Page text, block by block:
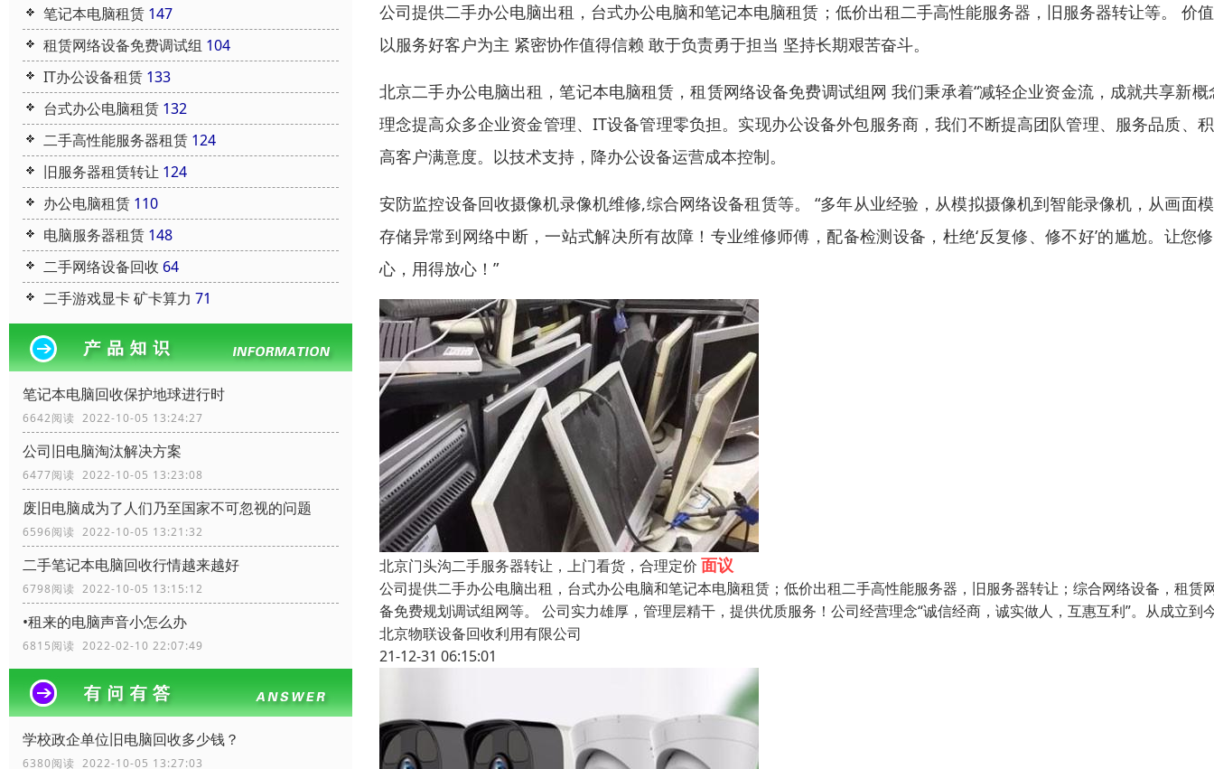
笔记本电脑租赁 147
租赁网络设备免费调试组 104
IT办公设备租赁 133
台式办公电脑租赁 132
二手高性能服务器租赁 124
旧服务器租赁转让 124
办公电脑租赁 110
电脑服务器租赁 148
二手网络设备回收 64
二手游戏显卡 矿卡算力 71
笔记本电脑回收保护地球进行时
6642阅读 2022-10-05 13:24:27
公司旧电脑淘汰解决方案
6477阅读 2022-10-05 13:23:08
废旧电脑成为了人们乃至国家不可忽视的问题
6596阅读 2022-10-05 13:21:32
二手笔记本电脑回收行情越来越好
6798阅读 2022-10-05 13:15:12
•租来的电脑声音小怎么办
6815阅读 2022-02-10 22:07:49
学校政企单位旧电脑回收多少钱？
6380阅读 2022-10-05 13:27:03
公司提供二手办公电脑出租，台式办公电脑和笔记本电脑租赁；低价出租二手高性能服务器，旧服务器转让等。 价
以服务好客户为主 紧密协作值得信赖 敢于负责勇于担当 坚持长期艰苦奋斗。
北京二手办公电脑出租，笔记本电脑租赁，租赁网络设备免费调试组网 我们秉承着“减轻企业资金流，成就共享新概
理念提高众多企业资金管理、IT设备管理零负担。实现办公设备外包服务商，我们不断提高团队管理、服务品质、
高客户满意度。以技术支持，降办公设备运营成本控制。
安防监控设备回收摄像机录像机维修,综合网络设备租赁等。 “多年从业经验，从模拟摄像机到智能录像机，从画面
存储异常到网络中断，一站式解决所有故障！专业维修师傅，配备检测设备，杜绝‘反复修、修不好’的尴尬。让您
心，用得放心！”
北京门头沟二手服务器转让，上门看货，合理定价 面议
公司提供二手办公电脑出租，台式办公电脑和笔记本电脑租赁；低价出租二手高性能服务器，旧服务器转让；综合网络设备，租赁
备免费规划调试组网等。 公司实力雄厚，管理层精干，提供优质服务！公司经营理念“诚信经商，诚实做人，互惠互利”。从成立到
北京物联设备回收利用有限公司
21-12-31 06:15:01